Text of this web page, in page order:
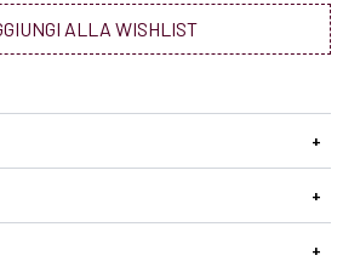
ALLA WISHLIST
+
+
+